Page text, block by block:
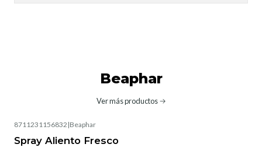
Beaphar
Ver más productos
8711231156832 |Beaphar
Spray Aliento Fresco